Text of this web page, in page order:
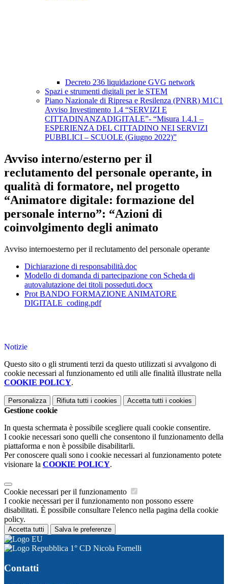
Decreto 236 liquidazione GVG network
Spazi e strumenti digitali per le STEM
Piano Nazionale di Ripresa e Resilenza (PNRR) M1C1
Avviso Investimento 1.4 “SERVIZI E
CITTADINANZADIGITALE”- “Misura 1.4.1 –
ESPERIENZA DEL CITTADINO NEI SERVIZI
PUBBLICI – SCUOLE (Giugno 2022)”
Avviso interno/esterno per il
reclutamento del personale operante, in
qualità di formatore, nel progetto
“Animatore digitale: formazione del
personale interno”: “Azioni di
coinvolgimento degli animato
Avviso internoesterno per il reclutamento del personale operante
Dichiarazione di responsabilità.doc
Modello di domanda di partecipazione con Scheda di
autovalutazione dei titoli posseduti.docx
Prot BANDO FORMAZIONE ANIMATORE
DIGITALE_coding.pdf
Notizie
Questo sito o gli strumenti terzi da questo utilizzati si avvalgono di
cookie necessari al funzionamento ed utili alle finalità illustrate nella
COOKIE POLICY.
Personalizza Rifiuta tutti i cookies Accetta tutti i cookies
Gestione cookie
In questa schermata è possibile scegliere quali cookie consentire.
I cookie necessari sono quelli che consentono il funzionamento della
piattaforma e non è possibile disabilitarli.
Per conoscere quali sono i cookie necessari al funzionamento potete
visionare la COOKIE POLICY.
Cookie necessari per il funzionamento
I cookie necessari per il funzionamento non possono essere
disabilitati. È possibile consultare l'elenco nella pagina della cookie
policy.
Accetta tutti Salva le preferenze
1° CD Nicola Fornelli
Contatti